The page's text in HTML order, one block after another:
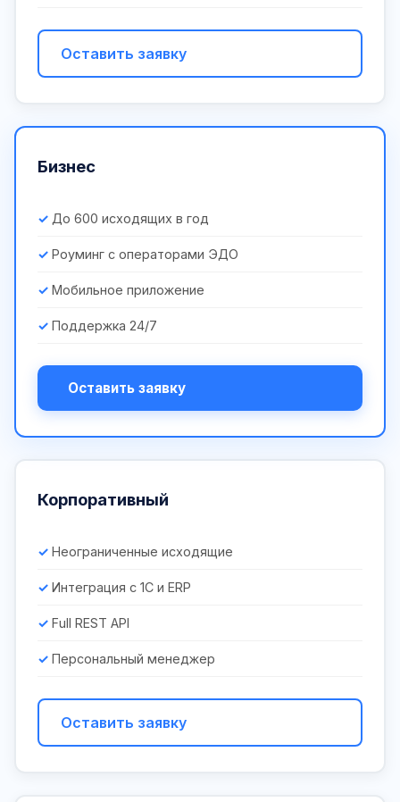
Оставить заявку
Бизнес
До 600 исходящих в год
Роуминг с операторами ЭДО
Мобильное приложение
Поддержка 24/7
Оставить заявку
Корпоративный
Неограниченные исходящие
Интеграция с 1С и ERP
Full REST API
Персональный менеджер
Оставить заявку